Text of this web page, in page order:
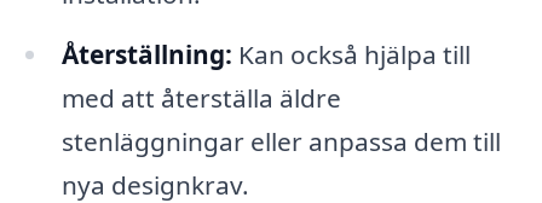
Återställning: Kan också hjälpa till
med att återställa äldre
stenläggningar eller anpassa dem till
nya designkrav.